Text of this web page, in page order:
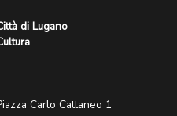
di Lugano
Carlo Cattaneo 1